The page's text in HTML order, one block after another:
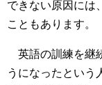
できない原因には
こともあります。
英語の訓練を継
うになったという